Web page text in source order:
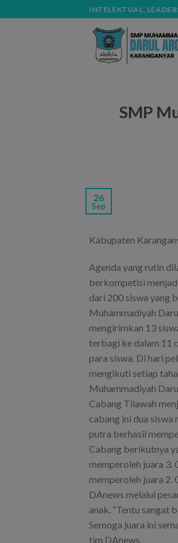
to
INTELEKTUAL,
SMP
26
Sep
Kabupaten
Agenda yang rutin
berkompetisi
dari 200 siswa yang
Muhammadiyah
mengirimkan 13
terbagi ke dalam 11
para siswa. Di hari
mengikuti setiap
Muhammadiyah
Cabang Tilawah
cabang ini dua
putra berhasil
Cabang berikutnya
memperoleh juara
memperoleh juara 2.
DAnews melalui
anak. “Tentu sangat
Semoga juara ini
tim DAnews.